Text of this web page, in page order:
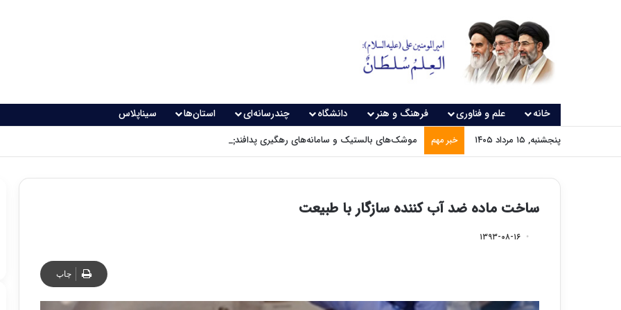
خانه علم و فناوری فرهنگ و هنر دانشگاه چندرسانه‌ای استان‌ها سیناپلاس
پنجشنبه, ۱۵ مرداد ۱۴۰۵ خبر مهم موشک‌های بالستیک و سامانه‌های رهگیری پدافندی چگونه کار می کنند؟
ساخت ماده ضد آب کننده سازگار با طبیعت
۱۳۹۳-۰۸-۱۶
چاپ